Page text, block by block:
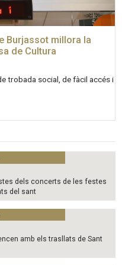
Burjassot millora la
de Cultura
trobada social, de fàcil accés i
dels concerts de les festes
del sant
amb els trasllats de Sant